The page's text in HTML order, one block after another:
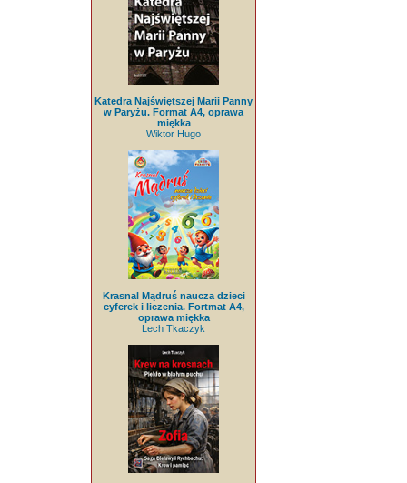
Katedra Najświętszej Marii Panny
w Paryżu. Format A4, oprawa
miękka
Wiktor Hugo
Krasnal Mądruś naucza dzieci
cyferek i liczenia. Fortmat A4,
oprawa miękka
Lech Tkaczyk